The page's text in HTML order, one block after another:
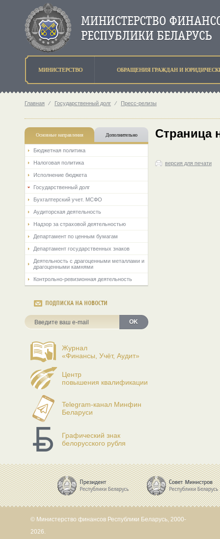
МИНИСТЕРСТВО ОБРАЩЕНИЯ ГРАЖДАН И
Главная ⁄ Государственный долг ⁄ Пресс-релизы
Основные направления Дополнительно
Бюджетная политика
Налоговая политика
Исполнение бюджета
Государственный долг
Бухгалтерский учет. МСФО
Аудиторская деятельность
Надзор за страховой деятельностью
Департамент по ценным бумагам
Департамент государственных знаков
Деятельность с драгоценными металлами и
драгоценными камнями
Контрольно-ревизионная деятельность
ПОДПИСКА НА НОВОСТИ
OK
Журнал
«Финансы, Учёт, Аудит»
Центр
повышения квалификации
Telegram-канал Минфин
Беларуси
Графический знак
белорусского рубля
Страница
версия для печати
© Министерство финансов Республики Беларусь, 2000-
2026.